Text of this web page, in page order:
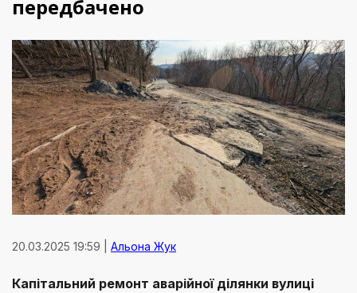
передбачено
20.03.2025 19:59 | Альона Жук
Капітальний ремонт аварійної ділянки вулиці